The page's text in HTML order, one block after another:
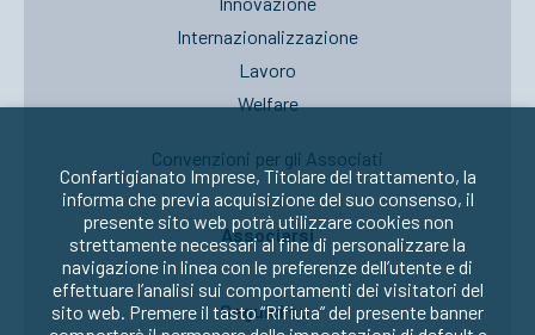
Internazionalizzazione
Lavoro
Welfare
Convenzioni per gli Associati
Associarsi
Seguici su:
Confartigianato Imprese, Titolare del trattamento, la
informa che previa acquisizione del suo consenso, il
presente sito web potrà utilizzare cookies non
strettamente necessari al fine di personalizzare la
navigazione in linea con le preferenze dell’utente e di
effettuare l’analisi sui comportamenti dei visitatori del
sito web. Premere il tasto “Rifiuta” del presente banner